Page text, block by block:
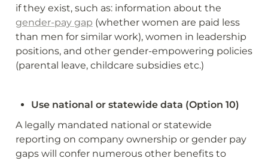
gender-pay gap (whether women are paid less
than men for similar work), women in leadership
positions, and other gender-empowering policies
(parental leave, childcare subsidies etc.)
Use national or statewide data (Option 10)
A legally mandated national or statewide
reporting on company ownership or gender pay
gaps will confer numerous other benefits to